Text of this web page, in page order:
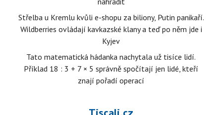
Střelba u Kremlu kvůli e-shopu za biliony, Putin panikaří.
Wildberries ovládají kavkazské klany a teď po něm jde i
Kyjev
Tato matematická hádanka nachytala už tisíce lidí.
Příklad 18 : 3 + 7 × 5 správně spočítají jen lidé, kteří
znají pořadí operací